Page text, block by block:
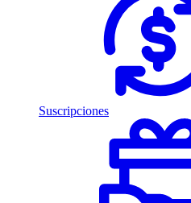
Suscripciones